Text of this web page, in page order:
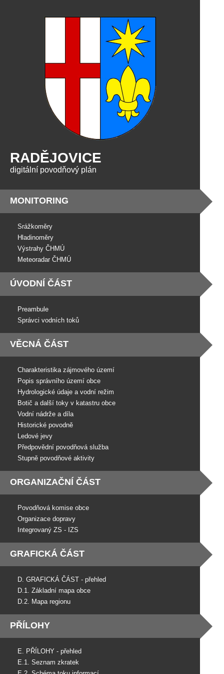
RADĚJOVICE
digitální povodňový plán
MONITORING
Srážkoměry
Hladinoměry
Výstrahy ČHMÚ
Meteoradar ČHMÚ
ÚVODNÍ ČÁST
Preambule
Správci vodních toků
VĚCNÁ ČÁST
Charakteristika zájmového území
Popis správního území obce
Hydrologické údaje a vodní režim
Botič a další toky v katastru obce
Vodní nádrže a díla
Historické povodně
Ledové jevy
Předpovědní povodňová služba
Stupně povodňové aktivity
ORGANIZAČNÍ ČÁST
Povodňová komise obce
Organizace dopravy
Integrovaný ZS - IZS
GRAFICKÁ ČÁST
D. GRAFICKÁ ČÁST - přehled
D.1. Základní mapa obce
D.2. Mapa regionu
PŘÍLOHY
E. PŘÍLOHY - přehled
E.1. Seznam zkratek